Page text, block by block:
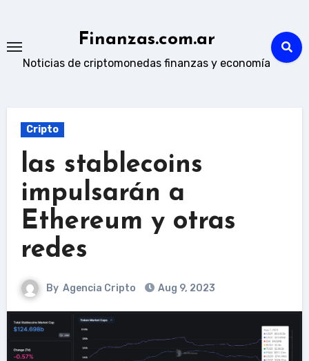
content
Finanzas.com.ar
Noticias de criptomonedas finanzas y economía
Cripto
las stablecoins
impulsarán a
Ethereum y otras
redes
By Agencia Cripto Aug 9, 2023